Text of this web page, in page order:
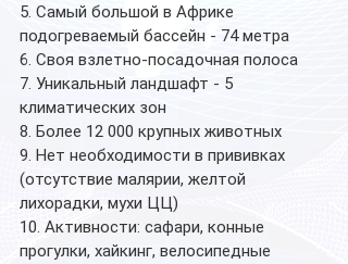
5. Самый большой в Африке
подогреваемый бассейн - 74 метра
6. Своя взлетно-посадочная полоса
7. Уникальный ландшафт - 5
климатических зон
8. Более 12 000 крупных животных
9. Нет необходимости в прививках
(отсутствие малярии, желтой
лихорадки, мухи ЦЦ)
10. Активности: сафари, конные
прогулки, хайкинг, велосипедные